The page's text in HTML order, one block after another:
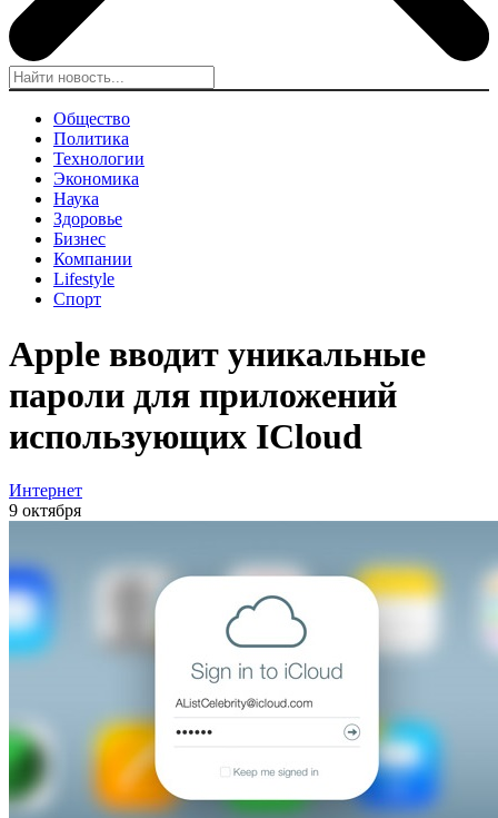
Общество
Политика
Технологии
Экономика
Наука
Здоровье
Бизнес
Компании
Lifestyle
Спорт
Apple вводит уникальные
пароли для приложений
использующих ICloud
Интернет
9 октября